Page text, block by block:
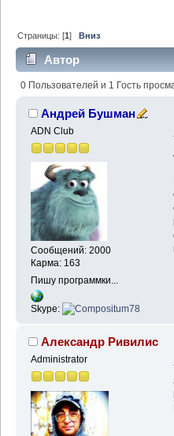
Страницы: [1]Вниз
Автор
0 Пользователей и 1 Гость
Андрей Бушман
ADN Club
Сообщений: 2000
Карма: 163
Пишу программки...
Skype:
Александр Ривилис
Administrator